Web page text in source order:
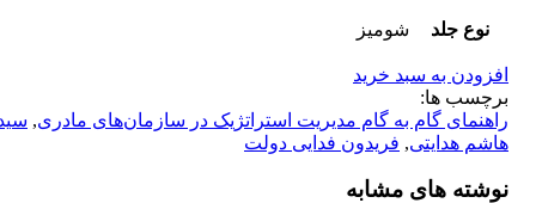
نوع جلد شومیز
افزودن به سبد خرید
برچسب ها:
راهنمای گام به گام مدیریت استراتژیک در سازمان‌های مادری,
هاشم هدایتی, فریدون فدایی دولت
نوشته های مشابه